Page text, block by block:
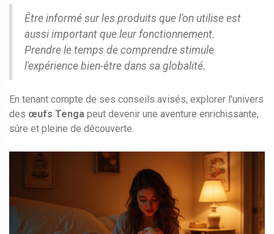
Être informé sur les produits que l'on utilise est
aussi important que leur fonctionnement.
Prendre le temps de comprendre stimule
l'expérience bien-être dans sa globalité.
En tenant compte de ses conseils avisés, explorer l'univers
des œufs Tenga peut devenir une aventure enrichissante,
sûre et pleine de découverte.